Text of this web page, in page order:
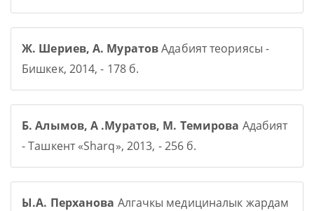
Ж. Шериев, А. МуратовАдабият теориясы -
Бишкек, 2014, - 178 б.
Б. Алымов, А .Муратов, М. Темирова Адабият
- Ташкент «Sharq», 2013, - 256 б.
Ы.А. Перханова Алгачкы медициналык жардам